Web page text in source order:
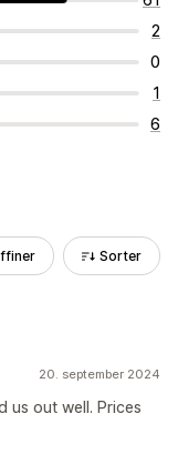
2
0
1
6
Sorter
20. september 2024
us out well. Prices